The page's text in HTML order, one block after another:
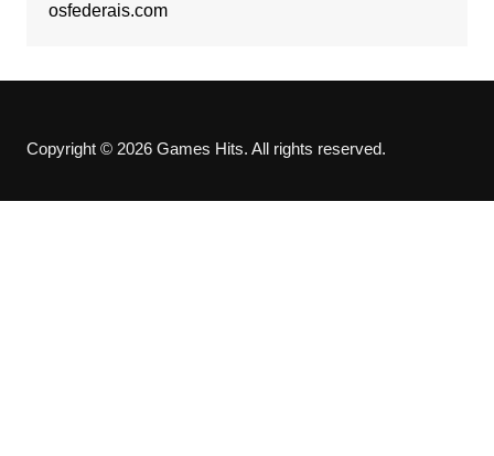
osfederais.com
Copyright © 2026 Games Hits. All rights reserved.